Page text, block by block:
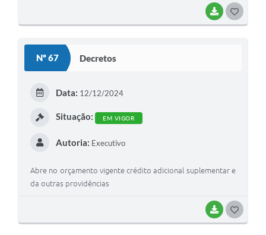
BAIXAR
Nº 67 Decretos
BAIXAR
Data: 12/12/2024
Situação: EM VIGOR
Autoria: Executivo
Abre no orçamento vigente crédito adicional suplementar e
da outras providências